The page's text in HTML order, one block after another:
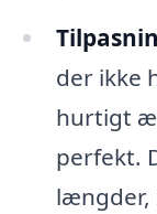
der ikke
hurtigt
perfekt.
længder,